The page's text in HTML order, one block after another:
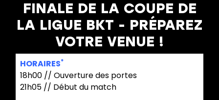
FINALE DE LA COUPE DE
LA LIGUE BKT - PRÉPAREZ
VOTRE VENUE !
HORAIRES*
18h00 // Ouverture des portes
21h05 // Début du match